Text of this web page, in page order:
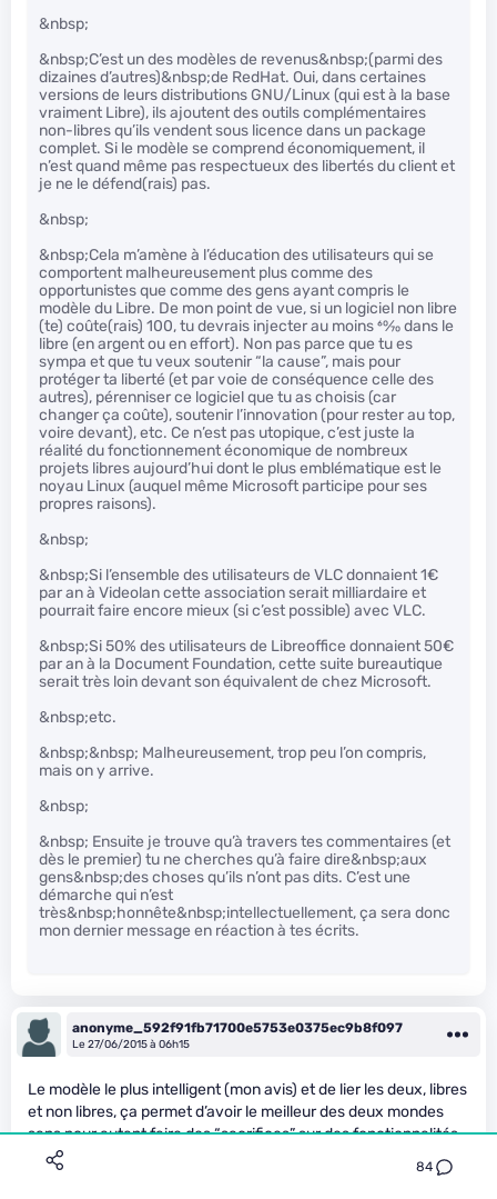
84
&nbsp;
&nbsp;C’est un des modèles de revenus&nbsp;(parmi des
dizaines d’autres)&nbsp;de RedHat. Oui, dans certaines
versions de leurs distributions GNU/Linux (qui est à la base
vraiment Libre), ils ajoutent des outils complémentaires
non-libres qu’ils vendent sous licence dans un package
complet. Si le modèle se comprend économiquement, il
n’est quand même pas respectueux des libertés du client et
je ne le défend(rais) pas.
&nbsp;
&nbsp;Cela m’amène à l’éducation des utilisateurs qui se
comportent malheureusement plus comme des
opportunistes que comme des gens ayant compris le
modèle du Libre. De mon point de vue, si un logiciel non libre
(te) coûte(rais) 100, tu devrais injecter au moins60⁄70dans le
libre (en argent ou en effort). Non pas parce que tu es
sympa et que tu veux soutenir “la cause”, mais pour
protéger ta liberté (et par voie de conséquence celle des
autres), pérenniser ce logiciel que tu as choisis (car
changer ça coûte), soutenir l’innovation (pour rester au top,
voire devant), etc. Ce n’est pas utopique, c’est juste la
réalité du fonctionnement économique de nombreux
projets libres aujourd’hui dont le plus emblématique est le
noyau Linux (auquel même Microsoft participe pour ses
propres raisons).
&nbsp;
&nbsp;Si l’ensemble des utilisateurs de VLC donnaient 1€
par an à Videolan cette association serait milliardaire et
pourrait faire encore mieux (si c’est possible) avec VLC.
&nbsp;Si 50% des utilisateurs de Libreoffice donnaient 50€
par an à la Document Foundation, cette suite bureautique
serait très loin devant son équivalent de chez Microsoft.
&nbsp;etc.
&nbsp;&nbsp; Malheureusement, trop peu l’on compris,
mais on y arrive.
&nbsp;
&nbsp; Ensuite je trouve qu’à travers tes commentaires (et
dès le premier) tu ne cherches qu’à faire dire&nbsp;aux
gens&nbsp;des choses qu’ils n’ont pas dits. C’est une
démarche qui n’est
très&nbsp;honnête&nbsp;intellectuellement, ça sera donc
mon dernier message en réaction à tes écrits.
anonyme_592f91fb71700e5753e0375ec9b8f097
Le 27/06/2015 à 06h15
Le modèle le plus intelligent (mon avis) et de lier les deux, libres
et non libres, ça permet d’avoir le meilleur des deux mondes
sans pour autant faire des “sacrifices” sur des fonctionnalités
ou des programmes ne tournant pas dans un environnement
ou un autre, gérer intelligemment, ça permet à une entreprise